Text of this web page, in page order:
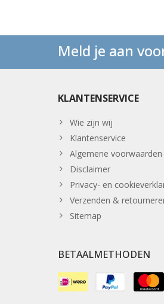
Meld je aan
KLANTENSERVICE
Wie zijn wij
Klantenservice
Algemene voorwaarden
Disclaimer
Privacy- en
Verzenden &
Sitemap
BETAALMETHODEN